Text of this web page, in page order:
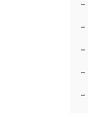
–
–
–
–
–